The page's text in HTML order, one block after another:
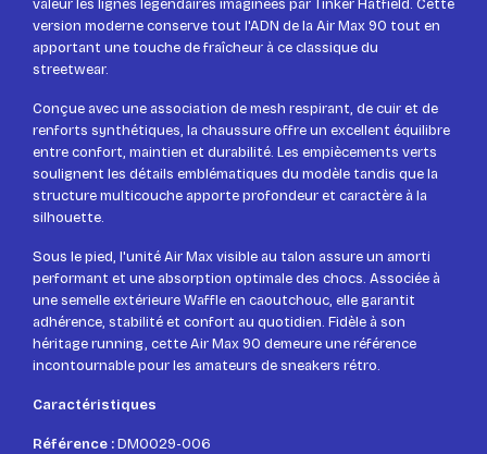
valeur les lignes légendaires imaginées par Tinker Hatfield. Cette
version moderne conserve tout l'ADN de la Air Max 90 tout en
apportant une touche de fraîcheur à ce classique du
streetwear.
Conçue avec une association de mesh respirant, de cuir et de
renforts synthétiques, la chaussure offre un excellent équilibre
entre confort, maintien et durabilité. Les empiècements verts
soulignent les détails emblématiques du modèle tandis que la
structure multicouche apporte profondeur et caractère à la
silhouette.
Sous le pied, l'unité Air Max visible au talon assure un amorti
performant et une absorption optimale des chocs. Associée à
une semelle extérieure Waffle en caoutchouc, elle garantit
adhérence, stabilité et confort au quotidien. Fidèle à son
héritage running, cette Air Max 90 demeure une référence
incontournable pour les amateurs de sneakers rétro.
Caractéristiques
Référence :DM0029-006